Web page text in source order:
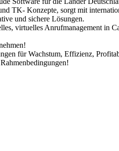
TK- Konzepte, sorgt mit
und sichere Lösungen.
virtuelles Anrufmanagement
für Wachstum, Effizienz,